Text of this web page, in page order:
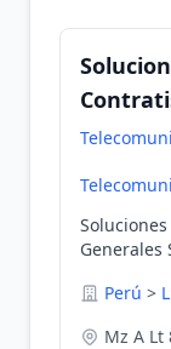
Generales
Perú >
Mz A Lt